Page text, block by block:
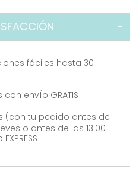
fáciles hasta 30
envÍo GRATIS
(con tu pedido antes de
o antes de las 13:00